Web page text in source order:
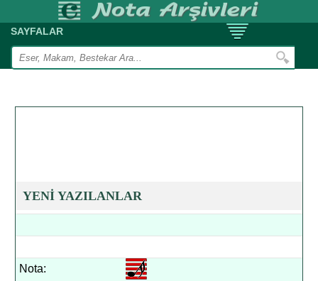
SAYFALAR
YENİ YAZILANLAR
Nota: